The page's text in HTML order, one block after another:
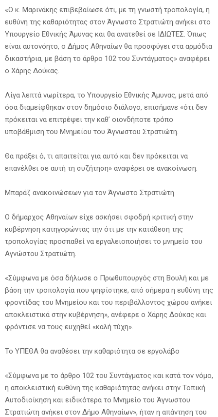
«Ο κ. Μαρινάκης επιβεβαίωσε ότι, με τη γνωστή τροπολογία, η
ευθύνη της καθαριότητας στον Άγνωστο Στρατιώτη ανήκει στο
Υπουργείο Εθνικής Άμυνας και θα ανατεθεί σε ΙΔΙΩΤΕΣ. Όπως
είναι αυτονόητο, ο Δήμος Αθηναίων θα προσφύγει στα αρμόδια
δικαστήρια, με βάση το άρθρο 102 του Συντάγματος» αναφέρει
ο Χάρης Δούκας.
Λίγα λεπτά νωρίτερα, το Υπουργείο Εθνικής Άμυνας, μετά από
όσα διαμείφθηκαν στον δημόσιο διάλογο, επισήμανε «ότι δεν
πρόκειται να επιτρέψει την καθ’ οιονδήποτε τρόπο
υποβάθμιση του Μνημείου του Άγνωστου Στρατιώτη.
Θα πράξει ό, τι απαιτείται για αυτό και δεν πρόκειται να
επανέλθει σε αυτή τη συζήτηση» αναφέρει σε ανακοίνωση.
Μπαράζ ανακοινώσεων για τον Άγνωστο Στρατιώτη
Ο δήμαρχος Αθηναίων είχε ασκήσει σφοδρή κριτική στην
κυβέρνηση κατηγορώντας την ότι με την κατάθεση της
τροπολογίας προσπαθεί να εργαλειοποιήσει το μνημείο του
Αγνώστου Στρατιώτη.
«Σύμφωνα με όσα δήλωσε ο Πρωθυπουργός στη Βουλή και με
βάση την τροπολογία που ψηφίστηκε, από σήμερα η ευθύνη της
φροντίδας του Μνημείου και του περιβάλλοντος χώρου ανήκει
αποκλειστικά στην κυβέρνηση», ανέφερε ο Χάρης Δούκας και
φρόντισε να τους ευχηθεί «καλή τύχη».
Το ΥΠΕΘΑ θα αναθέσει την καθαριότητα σε εργολάβο
«Σύμφωνα με το άρθρο 102 του Συντάγματος και κατά τον νόμο,
η αποκλειστική ευθύνη της καθαριότητας ανήκει στην Τοπική
Αυτοδιοίκηση και ειδικότερα το Μνημείο του Άγνωστου
Στρατιώτη ανήκει στον Δήμο Αθηναίων», ήταν η απάντηση του